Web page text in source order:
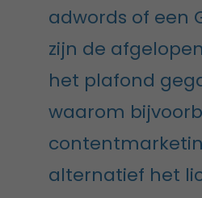
adwords of een
zijn de
het plafond
waarom
alternatief het